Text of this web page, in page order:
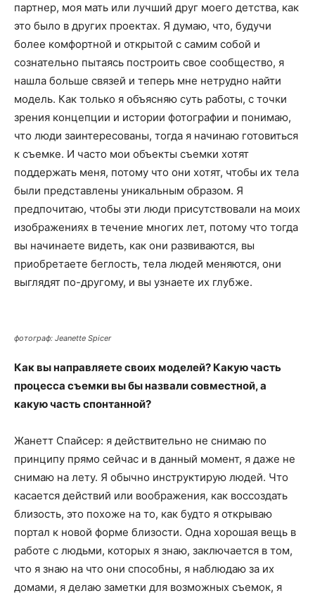
партнер, моя мать или лучший друг моего детства, как
это было в других проектах. Я думаю, что, будучи
более комфортной и открытой с самим собой и
сознательно пытаясь построить свое сообщество, я
нашла больше связей и теперь мне нетрудно найти
модель. Как только я объясняю суть работы, с точки
зрения концепции и истории фотографии и понимаю,
что люди заинтересованы, тогда я начинаю готовиться
к съемке. И часто мои объекты съемки хотят
поддержать меня, потому что они хотят, чтобы их тела
были представлены уникальным образом. Я
предпочитаю, чтобы эти люди присутствовали на моих
изображениях в течение многих лет, потому что тогда
вы начинаете видеть, как они развиваются, вы
приобретаете беглость, тела людей меняются, они
выглядят по-другому, и вы узнаете их глубже.
фотограф: Jeanette Spicer
Как вы направляете своих моделей? Какую часть
процесса съемки вы бы назвали совместной, а
какую часть спонтанной?
Жанетт Спайсер: я действительно не снимаю по
принципу прямо сейчас и в данный момент, я даже не
снимаю на лету. Я обычно инструктирую людей. Что
касается действий или воображения, как воссоздать
близость, это похоже на то, как будто я открываю
портал к новой форме близости. Одна хорошая вещь в
работе с людьми, которых я знаю, заключается в том,
что я знаю на что они способны, я наблюдаю за их
домами, я делаю заметки для возможных съемок, я